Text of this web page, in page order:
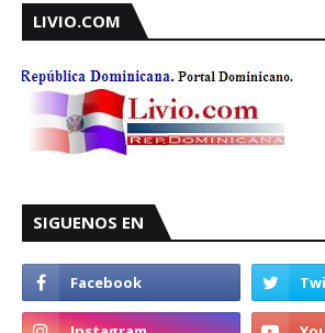
LIVIO.COM
SIGUENOS EN